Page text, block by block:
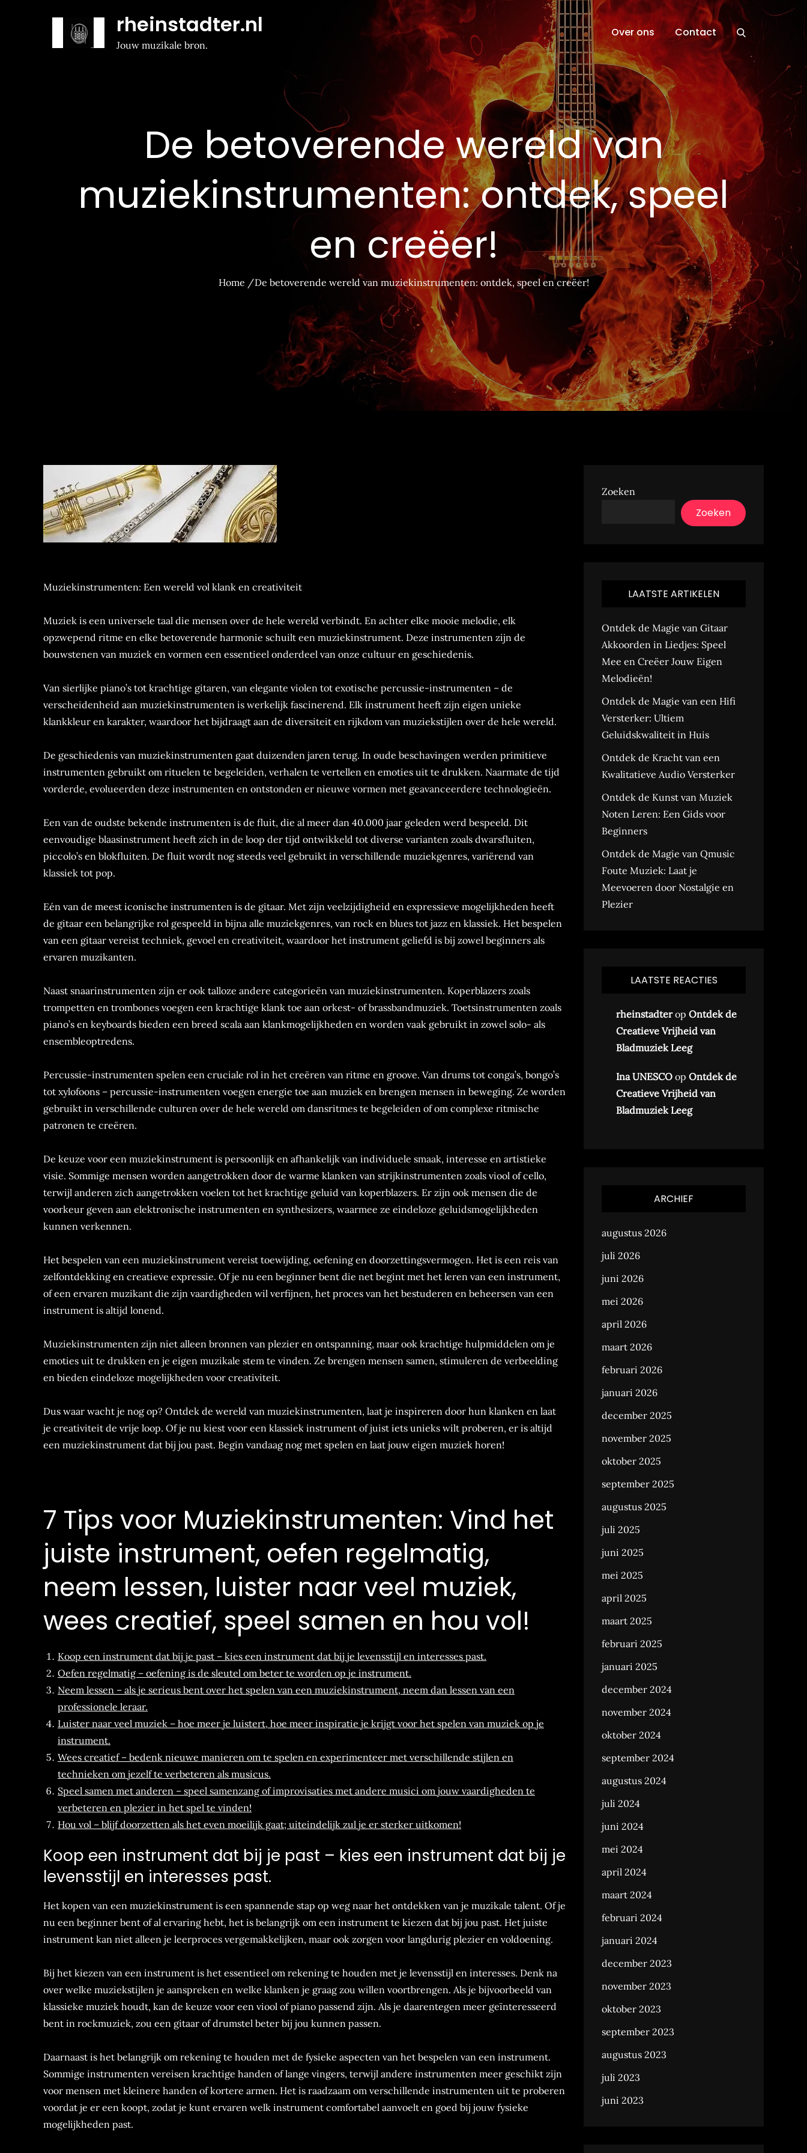
rheinstadter.nl
Jouw muzikale bron.
Over ons Contact
De betoverende wereld van
muziekinstrumenten: ontdek, speel
en creëer!
Home De betoverende wereld van muziekinstrumenten: ontdek, speel en creëer!
Muziekinstrumenten: Een wereld vol klank en creativiteit
Muziek is een universele taal die mensen over de hele wereld verbindt. En achter elke mooie melodie, elk
opzwepend ritme en elke betoverende harmonie schuilt een muziekinstrument. Deze instrumenten zijn de
bouwstenen van muziek en vormen een essentieel onderdeel van onze cultuur en geschiedenis.
Van sierlijke piano’s tot krachtige gitaren, van elegante violen tot exotische percussie-instrumenten – de
verscheidenheid aan muziekinstrumenten is werkelijk fascinerend. Elk instrument heeft zijn eigen unieke
klankkleur en karakter, waardoor het bijdraagt aan de diversiteit en rijkdom van muziekstijlen over de hele wereld.
De geschiedenis van muziekinstrumenten gaat duizenden jaren terug. In oude beschavingen werden primitieve
instrumenten gebruikt om rituelen te begeleiden, verhalen te vertellen en emoties uit te drukken. Naarmate de tijd
vorderde, evolueerden deze instrumenten en ontstonden er nieuwe vormen met geavanceerdere technologieën.
Een van de oudste bekende instrumenten is de fluit, die al meer dan 40.000 jaar geleden werd bespeeld. Dit
eenvoudige blaasinstrument heeft zich in de loop der tijd ontwikkeld tot diverse varianten zoals dwarsfluiten,
piccolo’s en blokfluiten. De fluit wordt nog steeds veel gebruikt in verschillende muziekgenres, variërend van
klassiek tot pop.
Eén van de meest iconische instrumenten is de gitaar. Met zijn veelzijdigheid en expressieve mogelijkheden heeft
de gitaar een belangrijke rol gespeeld in bijna alle muziekgenres, van rock en blues tot jazz en klassiek. Het bespelen
van een gitaar vereist techniek, gevoel en creativiteit, waardoor het instrument geliefd is bij zowel beginners als
ervaren muzikanten.
Naast snaarinstrumenten zijn er ook talloze andere categorieën van muziekinstrumenten. Koperblazers zoals
trompetten en trombones voegen een krachtige klank toe aan orkest- of brassbandmuziek. Toetsinstrumenten zoals
piano’s en keyboards bieden een breed scala aan klankmogelijkheden en worden vaak gebruikt in zowel solo- als
ensembleoptredens.
Percussie-instrumenten spelen een cruciale rol in het creëren van ritme en groove. Van drums tot conga’s, bongo’s
tot xylofoons – percussie-instrumenten voegen energie toe aan muziek en brengen mensen in beweging. Ze worden
gebruikt in verschillende culturen over de hele wereld om dansritmes te begeleiden of om complexe ritmische
patronen te creëren.
De keuze voor een muziekinstrument is persoonlijk en afhankelijk van individuele smaak, interesse en artistieke
visie. Sommige mensen worden aangetrokken door de warme klanken van strijkinstrumenten zoals viool of cello,
terwijl anderen zich aangetrokken voelen tot het krachtige geluid van koperblazers. Er zijn ook mensen die de
voorkeur geven aan elektronische instrumenten en synthesizers, waarmee ze eindeloze geluidsmogelijkheden
kunnen verkennen.
Het bespelen van een muziekinstrument vereist toewijding, oefening en doorzettingsvermogen. Het is een reis van
zelfontdekking en creatieve expressie. Of je nu een beginner bent die net begint met het leren van een instrument,
of een ervaren muzikant die zijn vaardigheden wil verfijnen, het proces van het bestuderen en beheersen van een
instrument is altijd lonend.
Muziekinstrumenten zijn niet alleen bronnen van plezier en ontspanning, maar ook krachtige hulpmiddelen om je
emoties uit te drukken en je eigen muzikale stem te vinden. Ze brengen mensen samen, stimuleren de verbeelding
en bieden eindeloze mogelijkheden voor creativiteit.
Dus waar wacht je nog op? Ontdek de wereld van muziekinstrumenten, laat je inspireren door hun klanken en laat
je creativiteit de vrije loop. Of je nu kiest voor een klassiek instrument of juist iets unieks wilt proberen, er is altijd
een muziekinstrument dat bij jou past. Begin vandaag nog met spelen en laat jouw eigen muziek horen!
7 Tips voor Muziekinstrumenten: Vind het
juiste instrument, oefen regelmatig,
neem lessen, luister naar veel muziek,
wees creatief, speel samen en hou vol!
Koop een instrument dat bij je past – kies een instrument dat bij je levensstijl en interesses past.
Oefen regelmatig – oefening is de sleutel om beter te worden op je instrument.
Neem lessen – als je serieus bent over het spelen van een muziekinstrument, neem dan lessen van een
professionele leraar.
Luister naar veel muziek – hoe meer je luistert, hoe meer inspiratie je krijgt voor het spelen van muziek op je
instrument.
Wees creatief – bedenk nieuwe manieren om te spelen en experimenteer met verschillende stijlen en
technieken om jezelf te verbeteren als musicus.
Speel samen met anderen – speel samenzang of improvisaties met andere musici om jouw vaardigheden te
verbeteren en plezier in het spel te vinden!
Hou vol – blijf doorzetten als het even moeilijk gaat; uiteindelijk zul je er sterker uitkomen!
Koop een instrument dat bij je past – kies een instrument dat bij je
levensstijl en interesses past.
Het kopen van een muziekinstrument is een spannende stap op weg naar het ontdekken van je muzikale talent. Of je
nu een beginner bent of al ervaring hebt, het is belangrijk om een instrument te kiezen dat bij jou past. Het juiste
instrument kan niet alleen je leerproces vergemakkelijken, maar ook zorgen voor langdurig plezier en voldoening.
Bij het kiezen van een instrument is het essentieel om rekening te houden met je levensstijl en interesses. Denk na
over welke muziekstijlen je aanspreken en welke klanken je graag zou willen voortbrengen. Als je bijvoorbeeld van
klassieke muziek houdt, kan de keuze voor een viool of piano passend zijn. Als je daarentegen meer geïnteresseerd
bent in rockmuziek, zou een gitaar of drumstel beter bij jou kunnen passen.
Daarnaast is het belangrijk om rekening te houden met de fysieke aspecten van het bespelen van een instrument.
Sommige instrumenten vereisen krachtige handen of lange vingers, terwijl andere instrumenten meer geschikt zijn
voor mensen met kleinere handen of kortere armen. Het is raadzaam om verschillende instrumenten uit te proberen
voordat je er een koopt, zodat je kunt ervaren welk instrument comfortabel aanvoelt en goed bij jouw fysieke
mogelijkheden past.
Zoeken
Zoeken
LAATSTE ARTIKELEN
Ontdek de Magie van Gitaar
Akkoorden in Liedjes: Speel
Mee en Creëer Jouw Eigen
Melodieën!
Ontdek de Magie van een Hifi
Versterker: Ultiem
Geluidskwaliteit in Huis
Ontdek de Kracht van een
Kwalitatieve Audio Versterker
Ontdek de Kunst van Muziek
Noten Leren: Een Gids voor
Beginners
Ontdek de Magie van Qmusic
Foute Muziek: Laat je
Meevoeren door Nostalgie en
Plezier
LAATSTE REACTIES
rheinstadterop Ontdek de
Creatieve Vrijheid van
Bladmuziek Leeg
Ina UNESCO op Ontdek de
Creatieve Vrijheid van
Bladmuziek Leeg
ARCHIEF
augustus 2026
juli 2026
juni 2026
mei 2026
april 2026
maart 2026
februari 2026
januari 2026
december 2025
november 2025
oktober 2025
september 2025
augustus 2025
juli 2025
juni 2025
mei 2025
april 2025
maart 2025
februari 2025
januari 2025
december 2024
november 2024
oktober 2024
september 2024
augustus 2024
juli 2024
juni 2024
mei 2024
april 2024
maart 2024
februari 2024
januari 2024
december 2023
november 2023
oktober 2023
september 2023
augustus 2023
juli 2023
juni 2023